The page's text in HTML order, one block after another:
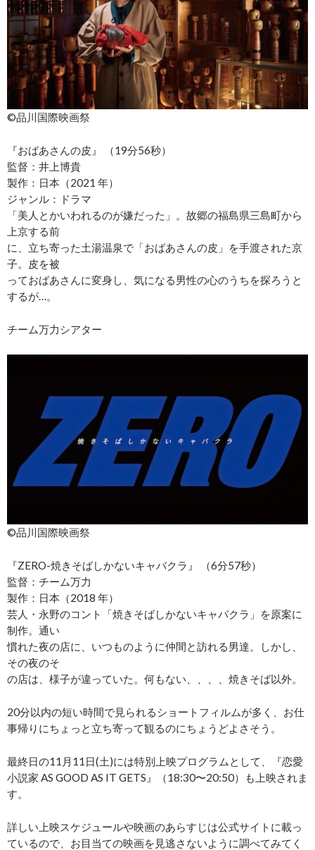
©︎品川国際映画祭
『おばあさんの皮』 （19分56秒）
監督：井上博貴
製作：日本（2021 年）
ジャンル：ドラマ
「美人とかいわれるのが嫌だった」。故郷の福島県三島町から
上京する前
に、立ち寄った土湯温泉で「おばあさんの皮」を手渡された京
子。皮を被
っておばあさんに変身し、気になる男性の心のうちを探ろうと
するが…。
チーム万力シアター
©︎品川国際映画祭
『ZERO-焼きそばしかないキャバクラ』 （6分57秒）
監督：チーム万力
製作：日本（2018 年）
芸人・永野のコント「焼きそばしかないキャバクラ」を原案に
制作。通い
慣れた夜の店に、いつものように仲間と訪れる男達。しかし、
その夜のそ
の店は、様子が違っていた。何もない、、、、焼きそば以外。
20分以内の短い時間で見られるショートフィルムが多く、お仕
事帰りにちょっと立ち寄って観るのにちょうどよさそう。
最終日の11月11日(土)には特別上映プログラムとして、『恋愛
小説家 AS GOOD AS IT GETS』（18:30〜20:50）も上映されま
す。
詳しい上映スケジュールや映画のあらすじは公式サイトに載っ
ているので、お目当ての映画を見逃さないように調べてみてく